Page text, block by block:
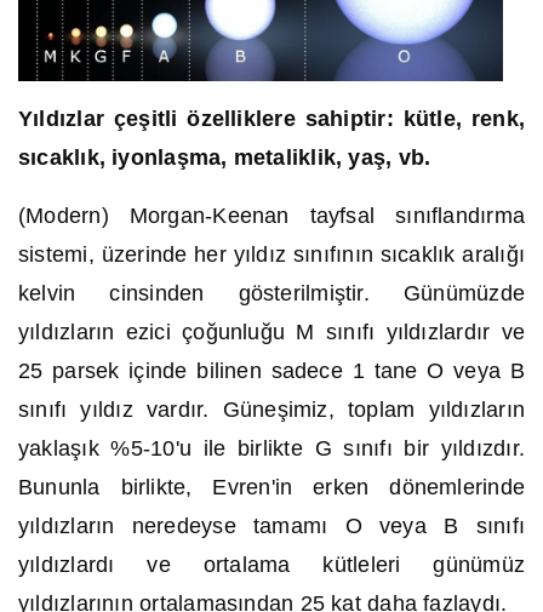
Yıldızlar çeşitli özelliklere sahiptir: kütle, renk,
sıcaklık, iyonlaşma, metaliklik, yaş, vb.
(Modern) Morgan-Keenan tayfsal sınıflandırma
sistemi, üzerinde her yıldız sınıfının sıcaklık aralığı
kelvin cinsinden gösterilmiştir. Günümüzde
yıldızların ezici çoğunluğu M sınıfı yıldızlardır ve
25 parsek içinde bilinen sadece 1 tane O veya B
sınıfı yıldız vardır. Güneşimiz, toplam yıldızların
yaklaşık %5-10'u ile birlikte G sınıfı bir yıldızdır.
Bununla birlikte, Evren'in erken dönemlerinde
yıldızların neredeyse tamamı O veya B sınıfı
yıldızlardı ve ortalama kütleleri günümüz
yıldızlarının ortalamasından 25 kat daha fazlaydı.